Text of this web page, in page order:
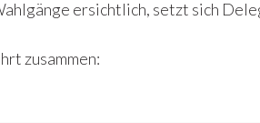
ersichtlich, setzt sich
zusammen: